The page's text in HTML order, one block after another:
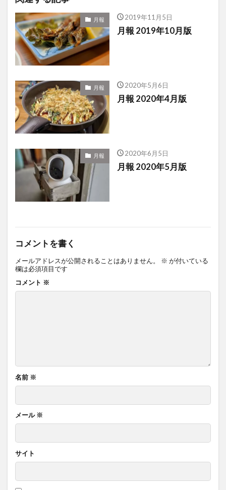
月報 2019年11月5日
月報 2019年10月版
月報 2020年5月6日
月報 2020年4月版
月報 2020年6月5日
月報 2020年5月版
コメントを書く
メールアドレスが公開されることはありません。 ※ が付いている
欄は必須項目です
コメント ※
名前 ※
メール ※
サイト